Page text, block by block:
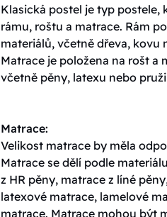
Klasická postel je typ postele,
rámu, roštu a matrace. Rám
materiálů, včetně dřeva, kovu
Matrace je položena na rošt a
včetně pěny, latexu nebo
Matrace:
Velikost matrace by měla
Matrace se dělí podle
z HR pěny, matrace z líné
latexové matrace, lamelové
matrace. Matrace mohou být